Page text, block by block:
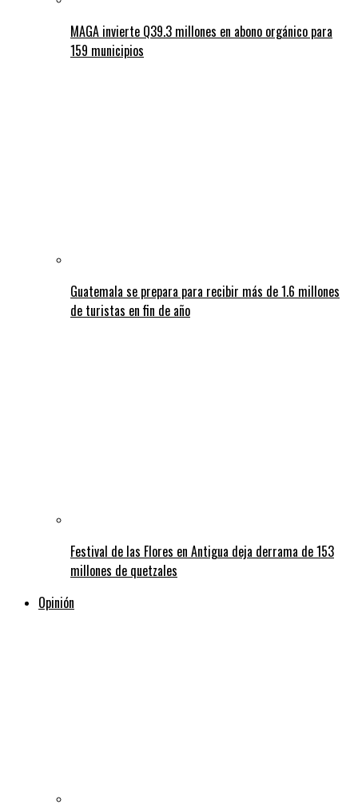
MAGA invierte Q39.3 millones en abono orgánico para
159 municipios
Guatemala se prepara para recibir más de 1.6 millones
de turistas en fin de año
Festival de las Flores en Antigua deja derrama de 153
millones de quetzales
Opinión